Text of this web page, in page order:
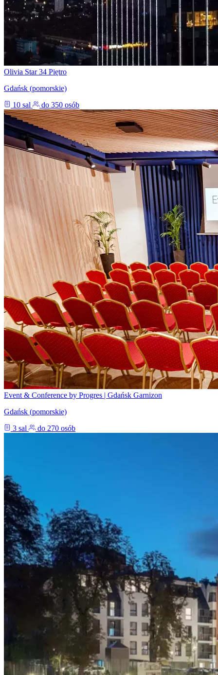
Olivia Star 34 Piętro
Gdańsk (pomorskie)
10 sal
do 350 osób
Event & Conference by Progres | Gdańsk Garnizon
Gdańsk (pomorskie)
3 sal
do 270 osób